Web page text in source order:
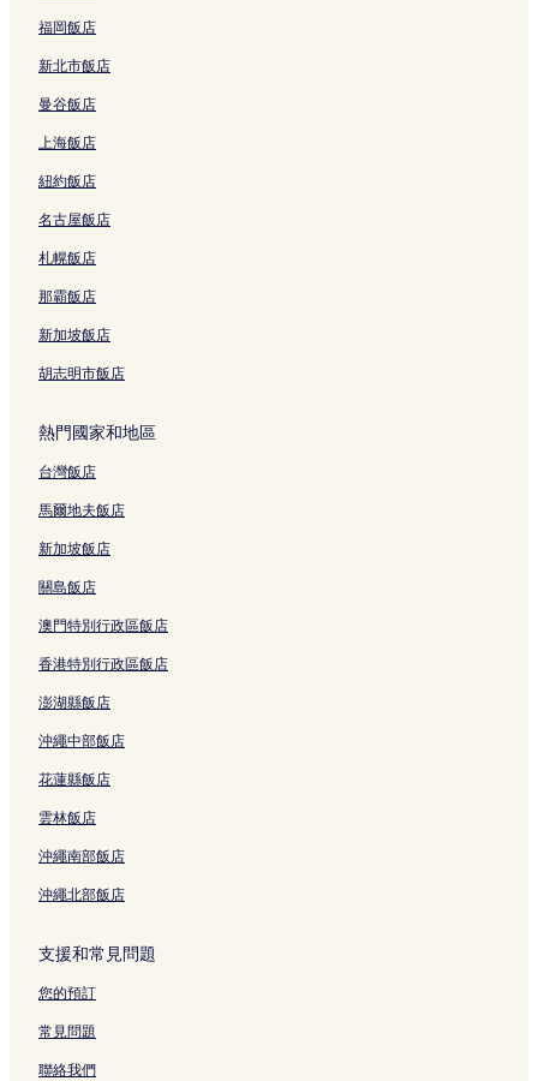
至聖廟附近的飯店
沖繩縣廳附近的飯店
沖繩的寵物友善飯店
沖繩的提供無線上網的飯店
沖繩的親子飯店
沖繩的設有停車場的飯店
沖繩的設有廚房的飯店
沖繩的海灘飯店
沖繩的商務飯店
沖繩的平價飯店
豐崎美麗 Sun 海灘附近的平價飯店
豐崎美麗 Sun 海灘附近的奢華飯店
豐崎美麗 Sun 海灘附近的設有健身中心的飯店
豐崎美麗 Sun 海灘附近的親子飯店
久茂地的設有停車場的飯店
宜野灣市的設有停車場的飯店
泊的平價飯店
沖繩的親子飯店
沖繩的設有停車場的飯店
福岡飯店
新北市飯店
曼谷飯店
上海飯店
紐約飯店
名古屋飯店
札幌飯店
那霸飯店
新加坡飯店
胡志明市飯店
熱門國家和地區
台灣飯店
馬爾地夫飯店
新加坡飯店
關島飯店
澳門特別行政區飯店
香港特別行政區飯店
澎湖縣飯店
沖繩中部飯店
花蓮縣飯店
雲林飯店
沖繩南部飯店
沖繩北部飯店
支援和常見問題
您的預訂
常見問題
聯絡我們